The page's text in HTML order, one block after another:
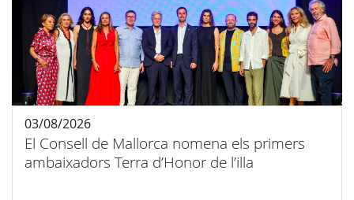
El Consell de Mallorca nomena els primers
ambaixadors Terra d’Honor de l’illa
03/08/2026